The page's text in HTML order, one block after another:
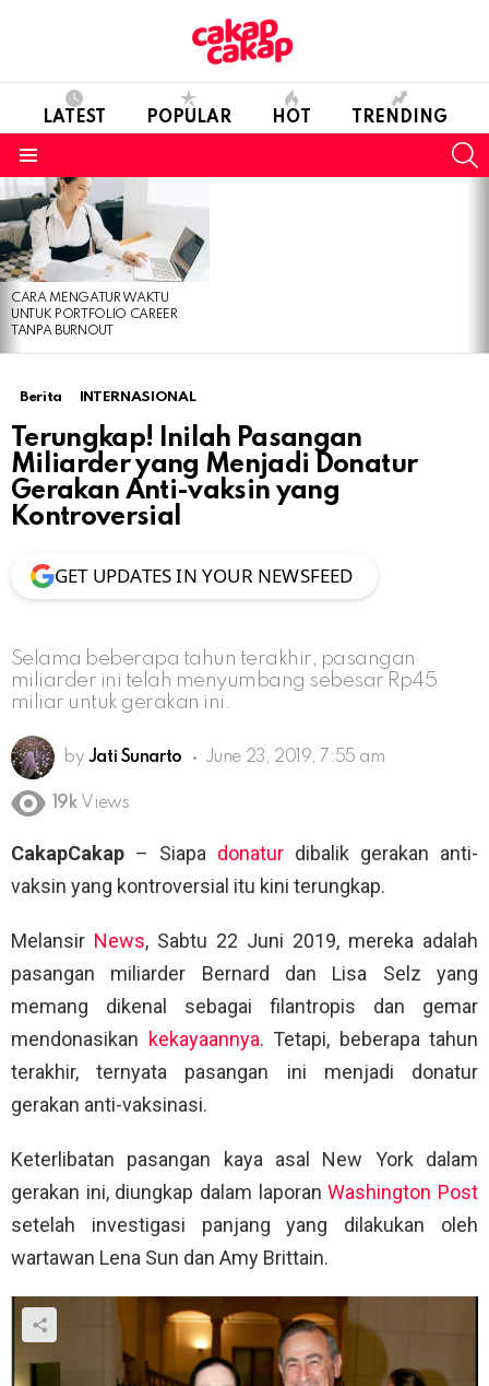
LATEST POPULAR HOT TRENDING
LATEST
STORIES
CARA MENGATUR WAKTU
UNTUK PORTFOLIO CAREER
TANPA BURNOUT
Berita INTERNASIONAL
Terungkap! Inilah Pasangan
Miliarder yang Menjadi Donatur
Gerakan Anti-vaksin yang
Kontroversial
GET UPDATES IN YOUR NEWSFEED
Selama beberapa tahun terakhir, pasangan
miliarder ini telah menyumbang sebesar Rp45
miliar untuk gerakan ini.
by Jati Sunarto June 23, 2019, 7:55 am
19k Views
CakapCakap – Siapa donatur dibalik gerakan anti-
vaksin yang kontroversial itu kini terungkap.
Melansir News, Sabtu 22 Juni 2019, mereka adalah
pasangan miliarder Bernard dan Lisa Selz yang
memang dikenal sebagai filantropis dan gemar
mendonasikan kekayaannya. Tetapi, beberapa tahun
terakhir, ternyata pasangan ini menjadi donatur
gerakan anti-vaksinasi.
Keterlibatan pasangan kaya asal New York dalam
gerakan ini, diungkap dalam laporanWashington Post
setelah investigasi panjang yang dilakukan oleh
wartawan Lena Sun dan Amy Brittain.